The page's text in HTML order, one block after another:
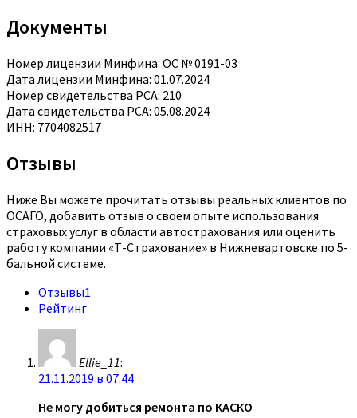
Документы
Номер лицензии Минфина: ОС № 0191-03
Дата лицензии Минфина: 01.07.2024
Номер свидетельства РСА: 210
Дата свидетельства РСА: 05.08.2024
ИНН: 7704082517
Отзывы
Ниже Вы можете прочитать отзывы реальных клиентов по
ОСАГО, добавить отзыв о своем опыте использования
страховых услуг в области автострахования или оценить
работу компании «Т-Страхование» в Нижневартовске по 5-
бальной системе.
Отзывы1
Рейтинг
Ellie_11:
21.11.2019 в 07:44
Не могу добиться ремонта по КАСКО